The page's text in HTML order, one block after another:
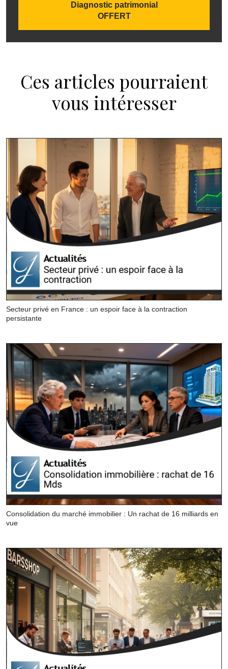
Diagnostic patrimonial
OFFERT
Ces articles pourraient
vous intéresser
Secteur privé en France : un espoir face à la contraction
persistante
Consolidation du marché immobilier : Un rachat de 16 milliards en
vue